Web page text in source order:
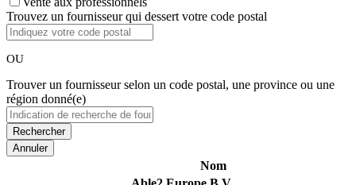
Trouvez un fournisseur qui dessert votre code postal
OU
Trouver un fournisseur selon un code postal, une province ou une
région donné(e)
Annuler
Nom